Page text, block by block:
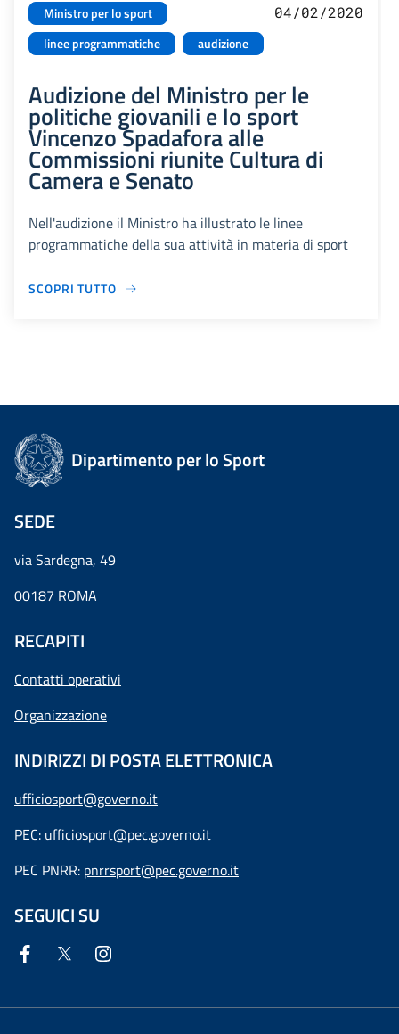
Ministro per lo sport
linee programmatiche
audizione
04/02/2020
Audizione del Ministro per le
politiche giovanili e lo sport
Vincenzo Spadafora alle
Commissioni riunite Cultura di
Camera e Senato
Nell'audizione il Ministro ha illustrato le linee
programmatiche della sua attività in materia di sport
SCOPRI TUTTO
Dipartimento per lo Sport
SEDE
via Sardegna, 49
00187 ROMA
RECAPITI
Contatti operativi
Organizzazione
INDIRIZZI DI POSTA ELETTRONICA
ufficiosport@governo.it
PEC: ufficiosport@pec.governo.it
PEC PNRR: pnrrsport@pec.governo.it
SEGUICI SU